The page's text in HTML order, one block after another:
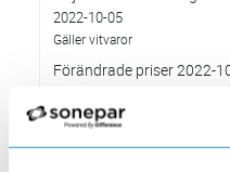
2022-10-05
Gäller vitvaror
Förändrade priser 2022-
Välkommen till våra nya
2022-05-31